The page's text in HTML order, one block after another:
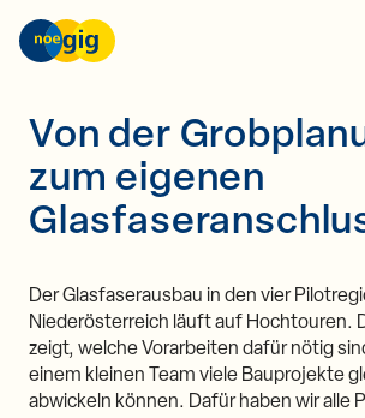
nöGIG – unser Netz. unsere Zukunft.
Von der
zum eigenen
Der Glasfaserausbau in den vier
Niederösterreich läuft auf Hochtouren.
zeigt, welche Vorarbeiten dafür nötig
einem kleinen Team viele Bauprojekte
abwickeln können. Dafür haben wir alle